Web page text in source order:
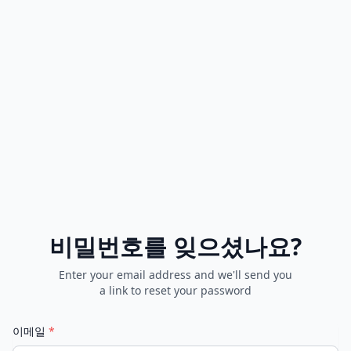
비밀번호를 잊으셨나요?
Enter your email address and we'll send you
a link to reset your password
이메일 *